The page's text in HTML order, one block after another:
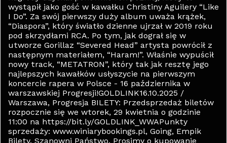
wystąpił jako gość w kawałku Christiny Aguilery “Like
I Do”. Za swój pierwszy duży album uważa krążek,
“Diaspora”, który światło dzienne ujrzał w 2019 roku
pod skrzydłami RCA. Po tym, jak dograł się w
utworze Gorillaz “Severed Head” artysta powrócił z
następnym materiałem, “Haram!”. Właśnie wypuścił
nowy track, “METATRON”, który tak jak resztę jego
najlepszych kawałków usłyszycie na pierwszym
koncercie rapera w Polsce - 16 października w
warszawskiej Progresji!GOLDLINK16.10.2025 /
Warszawa, Progresja BILETY: Przedsprzedaż biletów
rozpocznie się we wtorek, 29 kwietnia o godzinie
11:00 na https://bit.ly/GOLDLINK_WWAPunkty
sprzedaży: www.winiarybookings.pl, Going, Empik
Bilety. Szanowni Państwo. Prosimy o kupowanie